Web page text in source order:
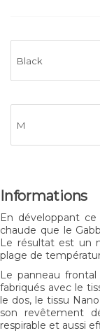
Informations
En développant
chaude que le
Le résultat est un
plage de
Le panneau
fabriqués avec le
le dos, le tissu
son revêtement
respirable et aussi